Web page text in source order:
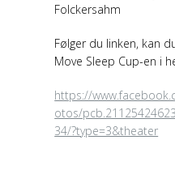
Folckersahm
Følger du linken, kan
Move Sleep Cup-en i
https://
otos/
34/?type=3&theater